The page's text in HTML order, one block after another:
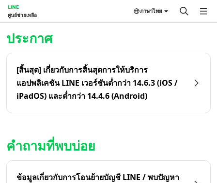
LINE
ศูนย์ช่วยเหลือ
ภาษาไทย
ประกาศ
[สิ้นสุด] เกี่ยวกับการสิ้นสุดการให้บริการ
แอปพลิเคชัน LINE เวอร์ชันต่ำกว่า 14.6.3 (iOS /
iPadOS) และต่ำกว่า 14.4.6 (Android)
คำถามที่พบบ่อย
ข้อมูลเกี่ยวกับการโอนย้ายบัญชี LINE / พบปัญหา